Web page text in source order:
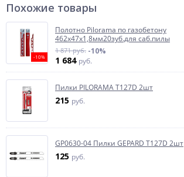
Похожие товары
-10%
Полотно Pilorama по газобетону
462х47х1,8мм20зуб.для саб.пилы
1 871 руб. -10%
1 684 руб.
Пилки PILORAMA T127D 2шт
215 руб.
GP0630-04 Пилки GEPARD T127D 2шт
125 руб.